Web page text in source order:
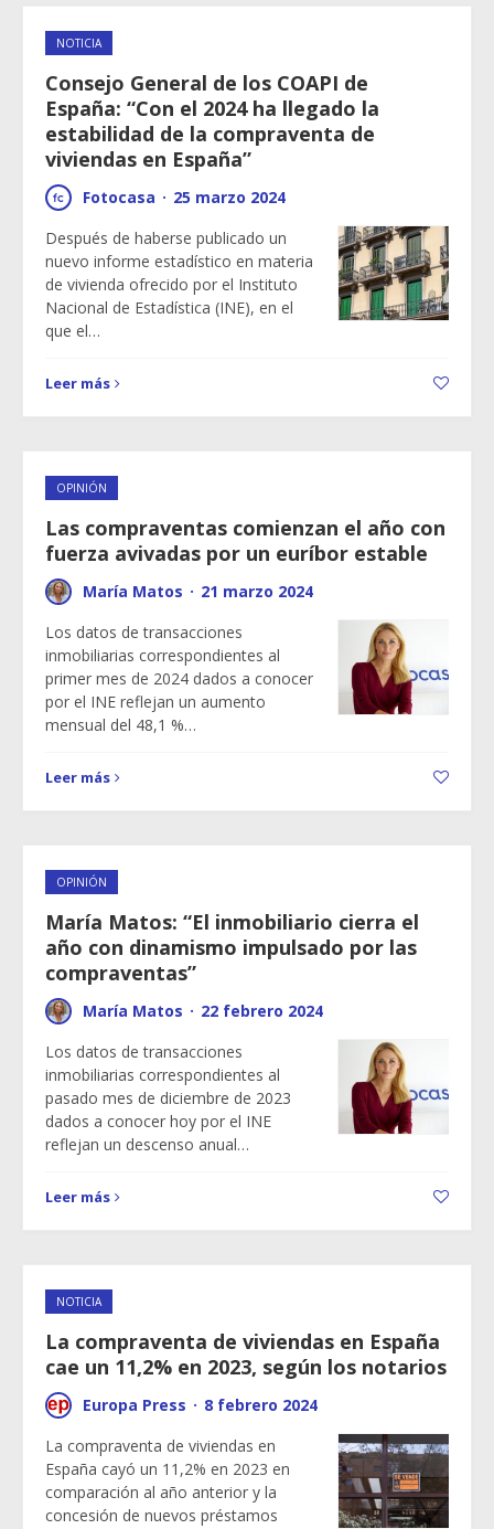
NOTICIA
Consejo General de los COAPI de
España: “Con el 2024 ha llegado la
estabilidad de la compraventa de
viviendas en España”
Fotocasa · 25 marzo 2024
Después de haberse publicado un
nuevo informe estadístico en materia
de vivienda ofrecido por el Instituto
Nacional de Estadística (INE), en el
que el…
Leer más
OPINIÓN
Las compraventas comienzan el año con
fuerza avivadas por un euríbor estable
María Matos · 21 marzo 2024
Los datos de transacciones
inmobiliarias correspondientes al
primer mes de 2024 dados a conocer
por el INE reflejan un aumento
mensual del 48,1 %…
Leer más
OPINIÓN
María Matos: “El inmobiliario cierra el
año con dinamismo impulsado por las
compraventas”
María Matos · 22 febrero 2024
Los datos de transacciones
inmobiliarias correspondientes al
pasado mes de diciembre de 2023
dados a conocer hoy por el INE
reflejan un descenso anual…
Leer más
NOTICIA
La compraventa de viviendas en España
cae un 11,2% en 2023, según los notarios
Europa Press · 8 febrero 2024
La compraventa de viviendas en
España cayó un 11,2% en 2023 en
comparación al año anterior y la
concesión de nuevos préstamos